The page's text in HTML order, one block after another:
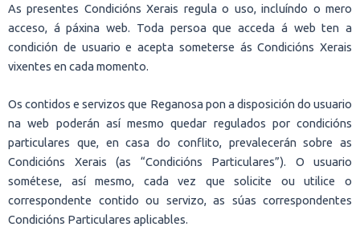
As presentes Condicións Xerais regula o uso, incluíndo o mero
acceso, á páxina web. Toda persoa que acceda á web ten a
condición de usuario e acepta someterse ás Condicións Xerais
vixentes en cada momento.
Os contidos e servizos que Reganosa pon a disposición do usuario
na web poderán así mesmo quedar regulados por condicións
particulares que, en casa do conflito, prevalecerán sobre as
Condicións Xerais (as “Condicións Particulares”). O usuario
sométese, así mesmo, cada vez que solicite ou utilice o
correspondente contido ou servizo, as súas correspondentes
Condicións Particulares aplicables.